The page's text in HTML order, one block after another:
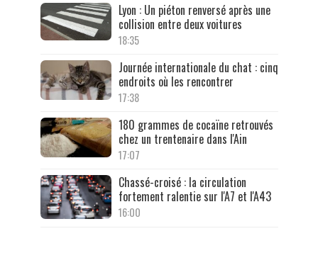
Lyon : Un piéton renversé après une
collision entre deux voitures
18:35
Journée internationale du chat : cinq
endroits où les rencontrer
17:38
180 grammes de cocaïne retrouvés
chez un trentenaire dans l'Ain
17:07
Chassé-croisé : la circulation
fortement ralentie sur l'A7 et l'A43
16:00